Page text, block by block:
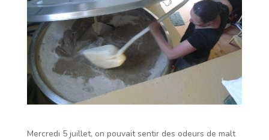
Mercredi 5 juillet, on pouvait sentir des odeurs de malt